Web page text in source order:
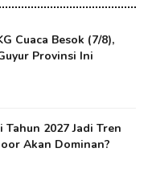
Cuaca Besok (7/8),
Provinsi Ini
2027 Jadi Tren
Akan Dominan?